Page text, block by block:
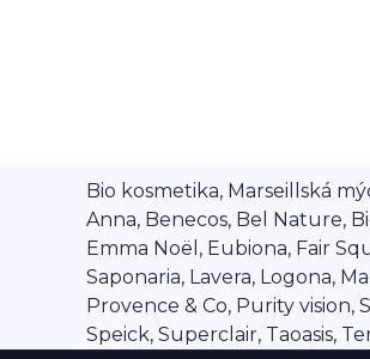
Bio kosmetika, Marseillská
Anna, Benecos, Bel Nature,
Emma Noël, Eubiona, Fair
Saponaria, Lavera, Logona,
Provence & Co, Purity vision,
Speick, Superclair, Taoasis,